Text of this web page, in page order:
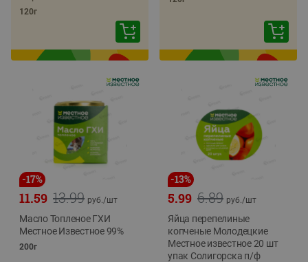
120г
-17%
13.99
11.59 руб./шт
Масло Топленое ГХИ
Местное Известное 99%
200г
-13%
6.89
5.99 руб./шт
Яйца перепелиные
копченые Молодецкие
Местное известное 20 шт
упак Солигорска п/ф